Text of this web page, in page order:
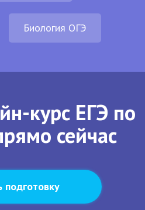
Биология ОГЭ
курс ЕГЭ по
сейчас
подготовку